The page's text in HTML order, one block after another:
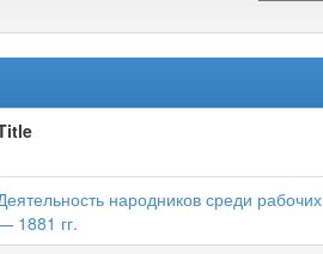
народников среди
1881 гг.